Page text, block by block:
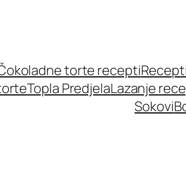
torte recepti
Topla PredjelaLazanje
Sokovi